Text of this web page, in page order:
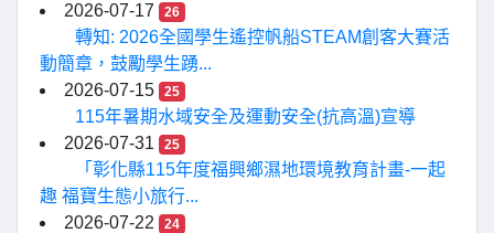
2026-07-17
26
轉知: 2026全國學生遙控帆船STEAM創客大賽活
動簡章，鼓勵學生踴...
2026-07-15
25
115年暑期水域安全及運動安全(抗高溫)宣導
2026-07-31
25
「彰化縣115年度福興鄉濕地環境教育計畫-一起
趣 福寶生態小旅行...
2026-07-22
24